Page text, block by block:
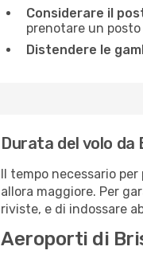
Considerare il
prenotare un
Distendere le
Durata del volo da
Il tempo necessario
allora maggiore. Per
riviste, e di indossare
Aeroporti di